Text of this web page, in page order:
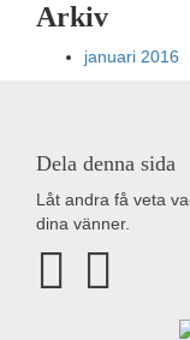
Arkiv
januari 2016
Dela denna sida
Låt andra få veta
dina vänner.